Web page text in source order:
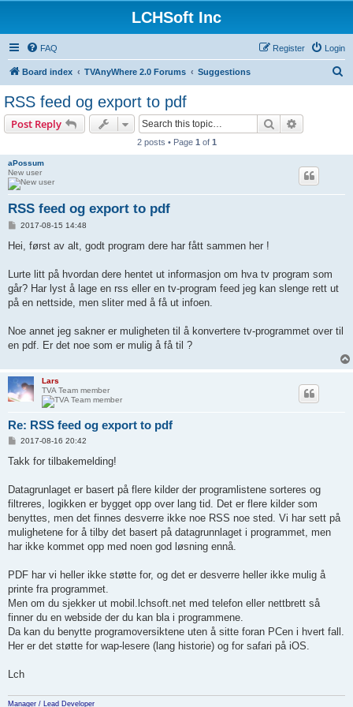
LCHSoft Inc
FAQ Login
Register
Board index TVAnyWhere 2.0 Forums Suggestions
RSS feed og export to pdf
Post Reply Search
2 posts • Page 1 of 1
aPossum
New user
RSS feed og export to pdf
P
s
2017-08-15 14:48
Hei, først av alt, godt program dere har fått sammen her !
Lurte litt på hvordan dere hentet ut informasjon om hva tv program som
går? Har lyst å lage en rss eller en tv-program feed jeg kan slenge rett ut
på en nettside, men sliter med å få ut infoen.
Noe annet jeg sakner er muligheten til å konvertere tv-programmet over til
en pdf. Er det noe som er mulig å få til ?
Lars
TVA Team member
Re: RSS feed og export to pdf
P
s
2017-08-16 20:42
Takk for tilbakemelding!
Datagrunlaget er basert på flere kilder der programlistene sorteres og
filtreres, logikken er bygget opp over lang tid. Det er flere kilder som
benyttes, men det finnes desverre ikke noe RSS noe sted. Vi har sett på
mulighetene for å tilby det basert på datagrunnlaget i programmet, men
har ikke kommet opp med noen god løsning ennå.
PDF har vi heller ikke støtte for, og det er desverre heller ikke mulig å
printe fra programmet.
Men om du sjekker ut mobil.lchsoft.net med telefon eller nettbrett så
finner du en webside der du kan bla i programmene.
Da kan du benytte programoversiktene uten å sitte foran PCen i hvert fall.
Her er det støtte for wap-lesere (lang historie) og for safari på iOS.
Lch
Manager / Lead Developer